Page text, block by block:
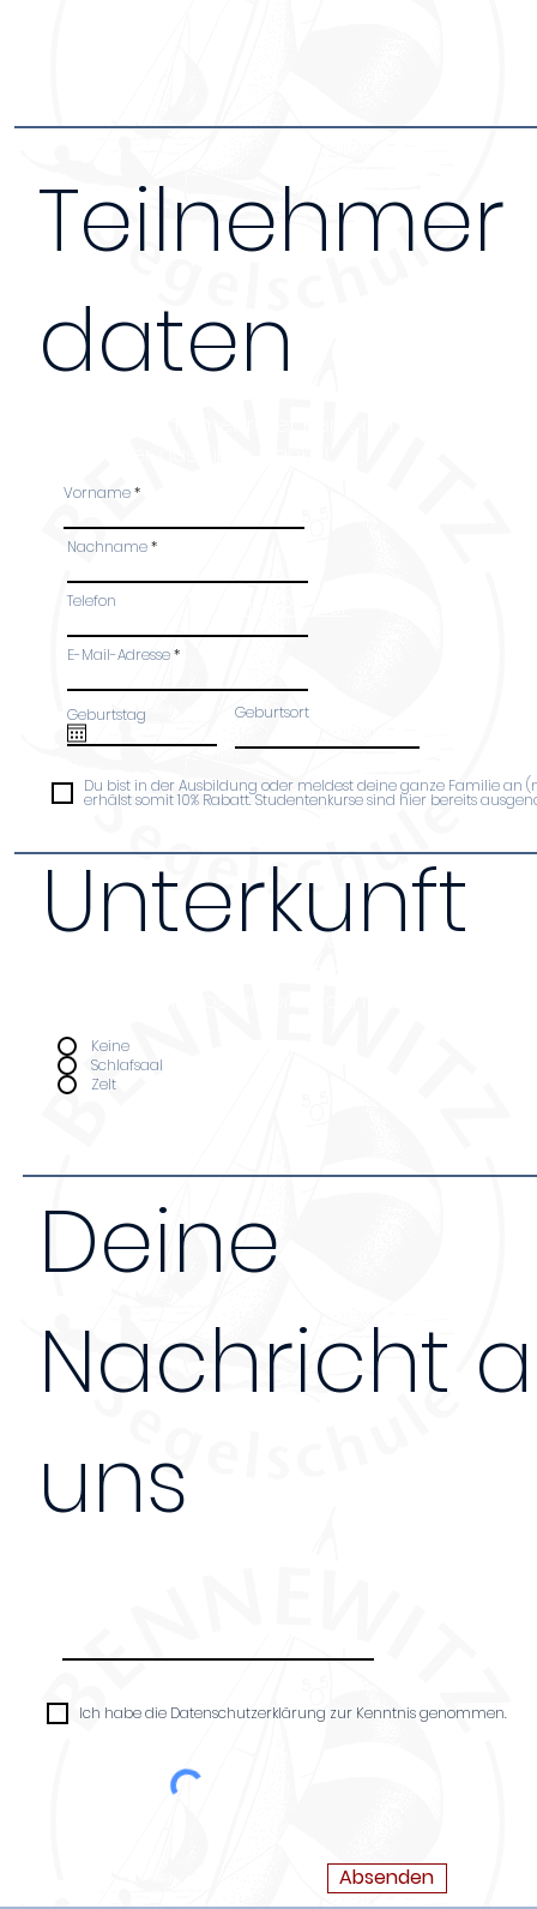
Absenden
Ich habe die Datenschutzerklärung zur Kenntnis genommen.
Teilnehmer
daten
Keine
Schlafsaal
Zelt
Vorname
Nachname
E-Mail-Adresse
Telefon
Geburtsort
Geburtstag
Du bist in der Ausbildung oder meldest deine ganze Familie an
erhälst somit 10% Rabatt. Studentenkurse sind hier bereits
Deine
Nachricht
uns
Da wir nur über begrenzten Platz verfügen
Unterkunft